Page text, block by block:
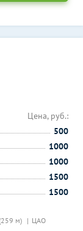
м) ЦАО
Цена, руб.:
500
1000
1000
1500
1500